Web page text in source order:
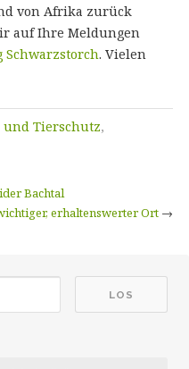
von Afrika zurück
auf Ihre Meldungen
Schwarzstorch. Vielen
Tierschutz,
Bachtal
erhaltenswerter Ort →